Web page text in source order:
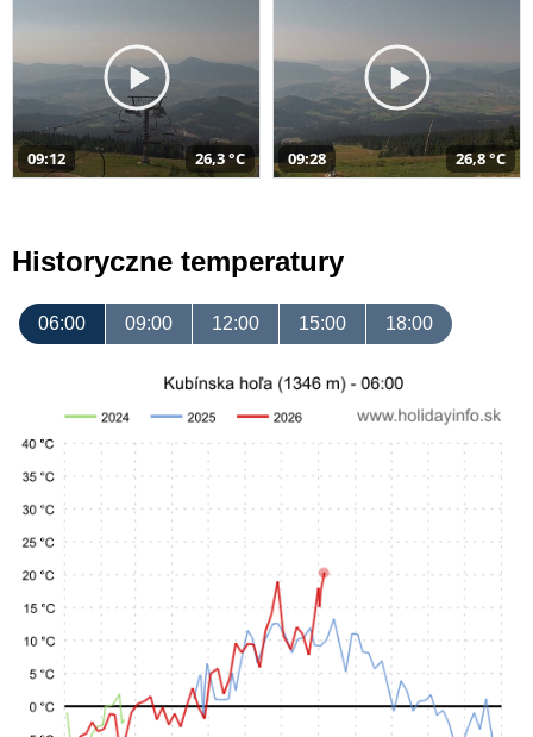
09:12 26,3 °C 09:28 26,8 °C
Historyczne temperatury
06:00 09:00 12:00 15:00 18:00